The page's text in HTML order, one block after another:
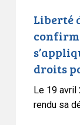
droits
positifs
négatifs
Liberté
droits
Le 19 avril
rendu sa